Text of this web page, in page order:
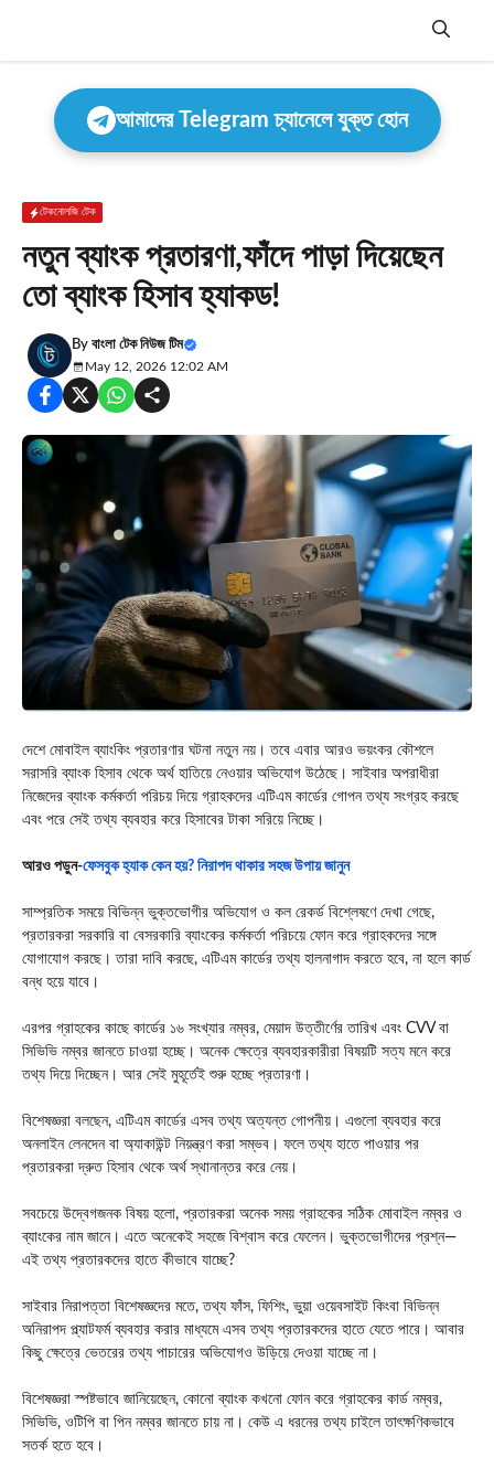
Menu
আমাদের Telegram চ্যানেলে যুক্ত হোন
টেকনোলজি টেক
নতুন ব্যাংক প্রতারণা,ফাঁদে পাড়া দিয়েছেন
তো ব্যাংক হিসাব হ্যাকড!
By বাংলা টেক নিউজ টিম
May 12, 2026 12:02 AM
দেশে মোবাইল ব্যাংকিং প্রতারণার ঘটনা নতুন নয়। তবে এবার আরও ভয়ংকর কৌশলে
সরাসরি ব্যাংক হিসাব থেকে অর্থ হাতিয়ে নেওয়ার অভিযোগ উঠেছে। সাইবার অপরাধীরা
নিজেদের ব্যাংক কর্মকর্তা পরিচয় দিয়ে গ্রাহকদের এটিএম কার্ডের গোপন তথ্য সংগ্রহ করছে
এবং পরে সেই তথ্য ব্যবহার করে হিসাবের টাকা সরিয়ে নিচ্ছে।
আরও পড়ুন-ফেসবুক হ্যাক কেন হয়? নিরাপদ থাকার সহজ উপায় জানুন
সাম্প্রতিক সময়ে বিভিন্ন ভুক্তভোগীর অভিযোগ ও কল রেকর্ড বিশ্লেষণে দেখা গেছে,
প্রতারকরা সরকারি বা বেসরকারি ব্যাংকের কর্মকর্তা পরিচয়ে ফোন করে গ্রাহকদের সঙ্গে
যোগাযোগ করছে। তারা দাবি করছে, এটিএম কার্ডের তথ্য হালনাগাদ করতে হবে, না হলে কার্ড
বন্ধ হয়ে যাবে।
এরপর গ্রাহকের কাছে কার্ডের ১৬ সংখ্যার নম্বর, মেয়াদ উত্তীর্ণের তারিখ এবং CVVবা
সিভিভি নম্বর জানতে চাওয়া হচ্ছে। অনেক ক্ষেত্রে ব্যবহারকারীরা বিষয়টি সত্য মনে করে
তথ্য দিয়ে দিচ্ছেন। আর সেই মুহূর্তেই শুরু হচ্ছে প্রতারণা।
বিশেষজ্ঞরা বলছেন, এটিএম কার্ডের এসব তথ্য অত্যন্ত গোপনীয়। এগুলো ব্যবহার করে
অনলাইন লেনদেন বা অ্যাকাউন্ট নিয়ন্ত্রণ করা সম্ভব। ফলে তথ্য হাতে পাওয়ার পর
প্রতারকরা দ্রুত হিসাব থেকে অর্থ স্থানান্তর করে নেয়।
সবচেয়ে উদ্বেগজনক বিষয় হলো, প্রতারকরা অনেক সময় গ্রাহকের সঠিক মোবাইল নম্বর ও
ব্যাংকের নাম জানে। এতে অনেকেই সহজে বিশ্বাস করে ফেলেন। ভুক্তভোগীদের প্রশ্ন—
এই তথ্য প্রতারকদের হাতে কীভাবে যাচ্ছে?
সাইবার নিরাপত্তা বিশেষজ্ঞদের মতে, তথ্য ফাঁস, ফিশিং, ভুয়া ওয়েবসাইট কিংবা বিভিন্ন
অনিরাপদ প্ল্যাটফর্ম ব্যবহার করার মাধ্যমে এসব তথ্য প্রতারকদের হাতে যেতে পারে। আবার
কিছু ক্ষেত্রে ভেতরের তথ্য পাচারের অভিযোগও উড়িয়ে দেওয়া যাচ্ছে না।
বিশেষজ্ঞরা স্পষ্টভাবে জানিয়েছেন, কোনো ব্যাংক কখনো ফোন করে গ্রাহকের কার্ড নম্বর,
সিভিভি, ওটিপি বা পিন নম্বর জানতে চায় না। কেউ এ ধরনের তথ্য চাইলে তাৎক্ষণিকভাবে
সতর্ক হতে হবে।